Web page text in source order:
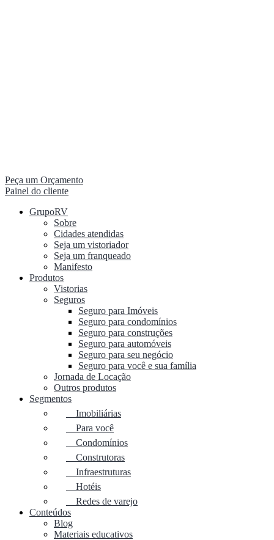
Peça um Orçamento
Painel do cliente
GrupoRV
Sobre
Cidades atendidas
Seja um vistoriador
Seja um franqueado
Manifesto
Produtos
Vistorias
Seguros
Seguro para Imóveis
Seguro para condomínios
Seguro para construções
Seguro para automóveis
Seguro para seu negócio
Seguro para você e sua família
Jornada de Locação
Outros produtos
Segmentos
Imobiliárias
Para você
Condomínios
Construtoras
Infraestruturas
Hotéis
Redes de varejo
Conteúdos
Blog
Materiais educativos